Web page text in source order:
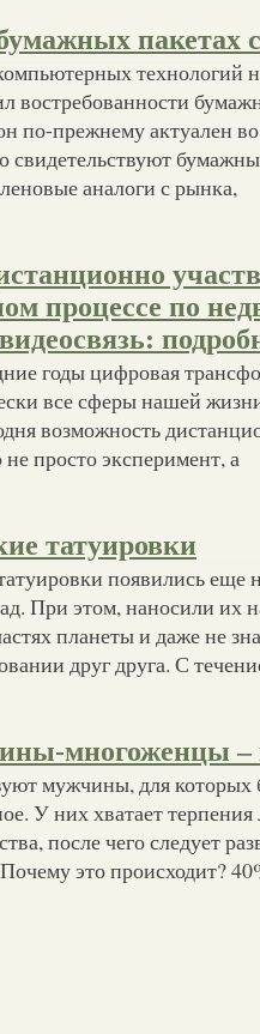
пакетах
технологий
востребованности
по-прежнему актуален
свидетельствуют
аналоги с рынка,
процессе по
годы цифровая
все сферы нашей
возможность
просто эксперимент, а
татуировки
появились еще
При этом, наносили их
планеты и даже не
друг друга. С
многоженцы –
мужчины, для которых
У них хватает терпения
после чего следует
это происходит?